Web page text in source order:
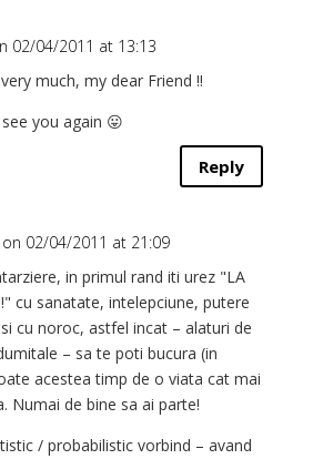
02/04/2011 at 13:13
much, my dear Friend !!
you again 😛
Reply
on 02/04/2011 at 21:09
in primul rand iti urez "LA
cu sanatate, intelepciune, putere
cu noroc, astfel incat – alaturi de
– sa te poti bucura (in
acestea timp de o viata cat mai
Numai de bine sa ai parte!
/ probabilistic vorbind – avand